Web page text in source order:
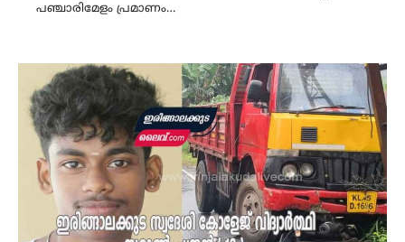
പഞ്ചാരിമേളം പ്രമാണം…